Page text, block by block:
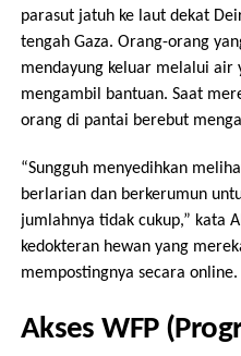
parasut jatuh ke laut dekat
tengah Gaza. Orang-orang
mendayung keluar melalui air
mengambil bantuan. Saat
orang di pantai berebut
“Sungguh menyedihkan
berlarian dan berkerumun
jumlahnya tidak cukup,” kata
kedokteran hewan yang
mempostingnya secara online.
Akses WFP